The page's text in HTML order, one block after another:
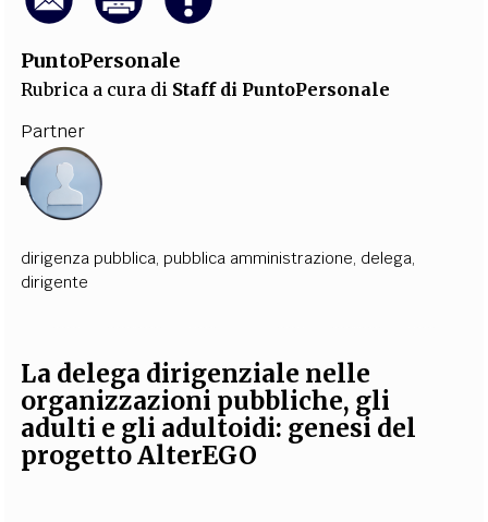
PuntoPersonale
Rubrica a cura di Staff di PuntoPersonale
Partner
dirigenza pubblica, pubblica amministrazione, delega,
dirigente
La delega dirigenziale nelle
organizzazioni pubbliche, gli
adulti e gli adultoidi: genesi del
progetto AlterEGO